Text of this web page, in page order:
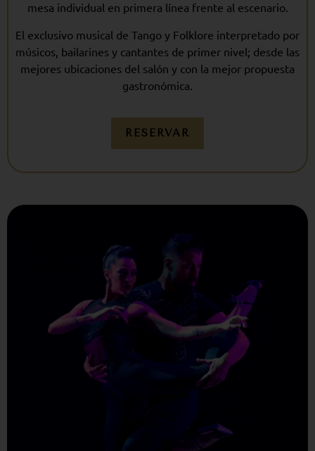
mesa individual en primera línea frente al escenario.
El exclusivo musical de Tango y Folklore interpretado por
músicos, bailarines y cantantes de primer nivel; desde las
mejores ubicaciones del salón y con la mejor propuesta
gastronómica.
RESERVAR